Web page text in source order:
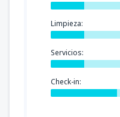
Limpieza:
Servicios:
Check-in: